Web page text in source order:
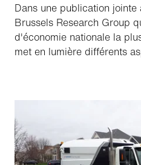
Dans une publication
Brussels Research Group
d'économie nationale la
met en lumière différents
entend poursuivre sa
Nord.